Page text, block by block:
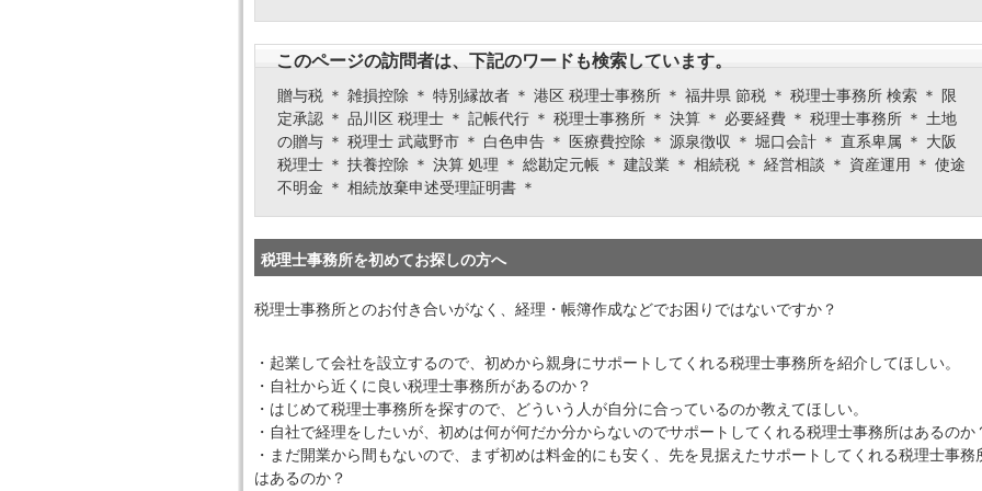
このページの訪問者は、下記のワードも検索しています。
贈与税 ＊ 雑損控除 ＊ 特別縁故者 ＊ 港区 税理士事務所 ＊ 福井県 節税 ＊ 税理士事務所 検索 ＊ 限
定承認 ＊ 品川区 税理士 ＊ 記帳代行 ＊ 税理士事務所 ＊ 決算 ＊ 必要経費 ＊ 税理士事務所 ＊ 土地
の贈与 ＊ 税理士 武蔵野市 ＊ 白色申告 ＊ 医療費控除 ＊ 源泉徴収 ＊ 堀口会計 ＊ 直系卑属 ＊ 大阪
税理士 ＊ 扶養控除 ＊ 決算 処理 ＊ 総勘定元帳 ＊ 建設業 ＊ 相続税 ＊ 経営相談 ＊ 資産運用 ＊ 使途
不明金 ＊ 相続放棄申述受理証明書 ＊
税理士事務所を初めてお探しの方へ
税理士事務所とのお付き合いがなく、経理・帳簿作成などでお困りではないですか？
・起業して会社を設立するので、初めから親身にサポートしてくれる税理士事務所を紹介してほしい。
・自社から近くに良い税理士事務所があるのか？
・はじめて税理士事務所を探すので、どういう人が自分に合っているのか教えてほしい。
・自社で経理をしたいが、初めは何が何だか分からないのでサポートしてくれる税理士事務所はあるのか
・まだ開業から間もないので、まず初めは料金的にも安く、先を見据えたサポートしてくれる税理士事務
はあるのか？